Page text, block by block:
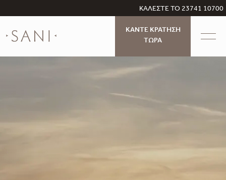
ΚΑΛΕΣΤΕ ΤΟ 23741 10700
ΚΑΝΤΕ ΚΡΑΤΗΣΗ
ΤΩΡΑ